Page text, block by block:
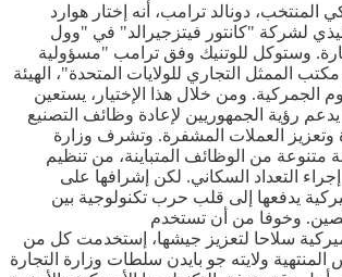
المنتخب، دونالد ترامب، أنه إختار هوارد
لشركة "كانتور فيتزجيرالد" في "وول
وستوكل للوتنيك وفق ترامب "مسؤولية
الممثل التجاري للولايات المتحدة"، الهيئة
الجمركية. ومن خلال هذا الإختيار، يستعين
رؤية الجمهوريين لإعادة وظائف التصنيع
وتعزيز العملات المشفرة. وتشرف وزارة
متنوعة من الوظائف المتباينة، من تنظيم
إجراء التعداد السكاني. لكن إشرافها على
يدفعها إلى قلب حرب تكنولوجية بين
وخوفا من أن تستخدم
سلاحا لتعزيز جيشها، إستخدمت كل من
المنتهية ولايته جو بايدن سلطات وزارة التجارة